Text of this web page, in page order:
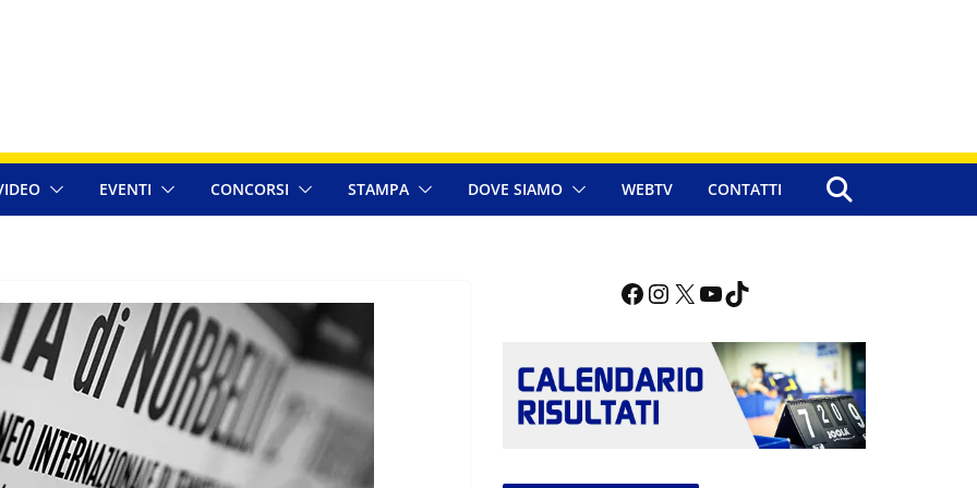
EVENTI CONCORSI STAMPA DOVE SIAMO WEBTV CONTATTI
Facebook InstagramX YouTube TikTok